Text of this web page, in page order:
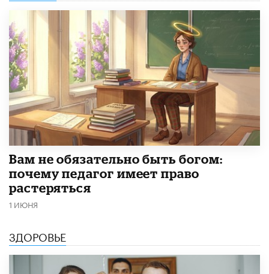
​Вам не обязательно быть богом:
почему педагог имеет право
растеряться
1 ИЮНЯ
ЗДОРОВЬЕ